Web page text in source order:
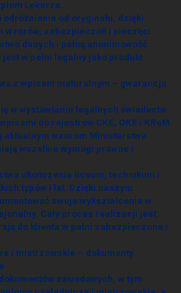
Lekarza.
odróżnienia od oryginału, dzięki
wzorów, zabezpieczeń i pieczęci.
danych i pełną anonimowość
w pełni legalny jako produkt
z wpisem maturalnym – gwarancja
w wystawianiu legalnych świadectw
do rejestrów CKE, OKE i KReM.
aktualnym wzorom Ministerstwa
wszelkie wymogi prawne i
ukończenia liceum, technikum i
typów i lat. Dzięki naszym
swoje wykształcenie w
Cały proces realizacji jest
do klienta w pełni zabezpieczone i
i mistrzowskie – dokumenty
zawodowych, w tym